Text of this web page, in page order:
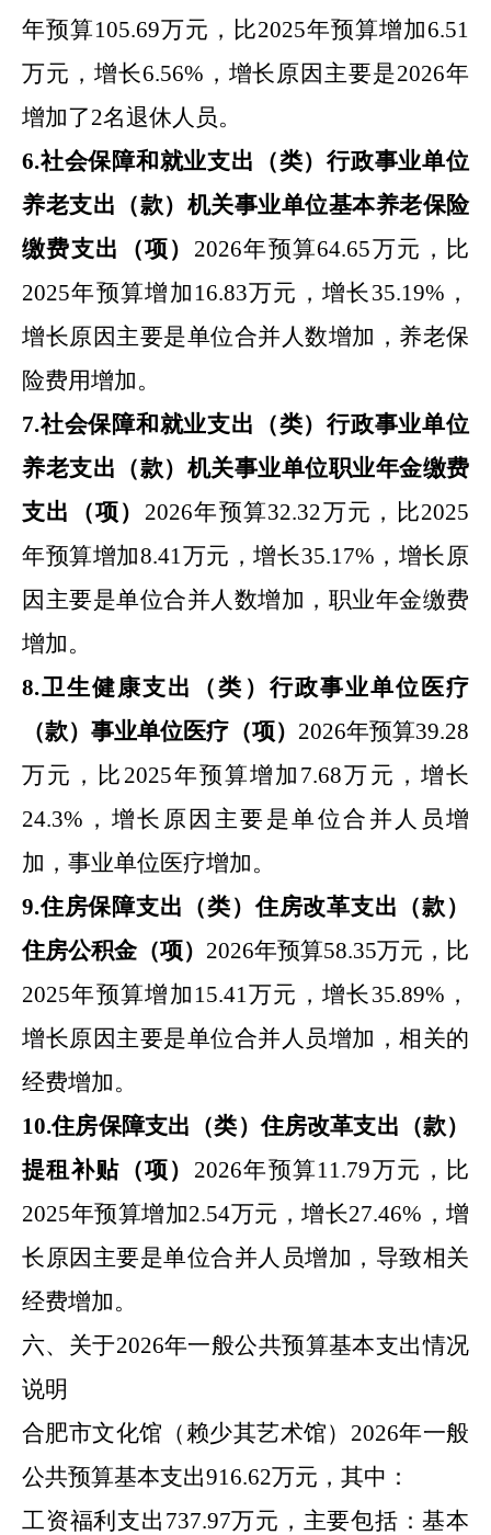
年预算105.69万元，比2025年预算增加6.51
万元，增长6.56% ，增长原因主要是2026年
增加了2名退休人员。
6.社会保障和就业支出（类）行政事业单位
养老支出 （款） 机关事业单位基本养老保险
缴费支出
（项） 2026年预算64.65万元，比
2025年预算增加 16.83万元，增长35.19% ，
增长原因主要是单位合并人数增加，养老保
险费用增加。
7.社会保障和就业支出（类）行政事业单位
养老支出 （款） 机关事业单位职业年金缴费
支出
（项） 2026年预算32.32万元，比2025
年预算增加8.41 万元，增长35.17% ，增长原
因主要是单位合并人数增加，职业年金缴费
增加。
8.卫生健康支出 （类） 行政事业单位医疗
（款） 事业单位医疗 （项） 2026年预算39.28
万元，比 2025年预算增加 7.68万元，增长
24.3% ，增长原因主要是单位合并人员增
加，事业单位医疗增加。
9.住房保障支出（类）住房改革支出（款）
住房公积金（项） 2026年预算58.35万元，比
2025年预算增加 15.41 万元，增长35.89% ，
增长原因主要是单位合并人员增加，相关的
经费增加。
10.住房保障支出（类）住房改革支出（款）
提租补贴 （项） 2026年预算11.79万元，比
2025年预算增加2.54万元，增长27.46% ，增
长原因主要是单位合并人员增加，导致相关
经费增加。
六、关于2026年一般公共预算基本支出情况
说明
合肥市文化馆（赖少其艺术馆） 2026年一般
公共预算基本支出916.62万元，其中：
工资福利支出 737.97万元，主要包括：基本